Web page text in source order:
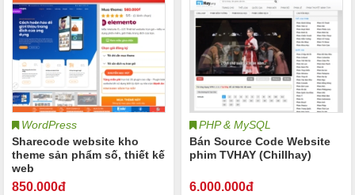
WordPress
Sharecode website kho
theme sản phẩm số, thiết kế
web
850.000đ
PHP & MySQL
Bán Source Code Website
phim TVHAY (Chillhay)
6.000.000đ